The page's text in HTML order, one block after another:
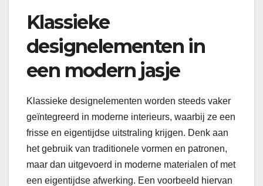
Klassieke
designelementen in
een modern jasje
Klassieke designelementen worden steeds vaker
geïntegreerd in moderne interieurs, waarbij ze een
frisse en eigentijdse uitstraling krijgen. Denk aan
het gebruik van traditionele vormen en patronen,
maar dan uitgevoerd in moderne materialen of met
een eigentijdse afwerking. Een voorbeeld hiervan